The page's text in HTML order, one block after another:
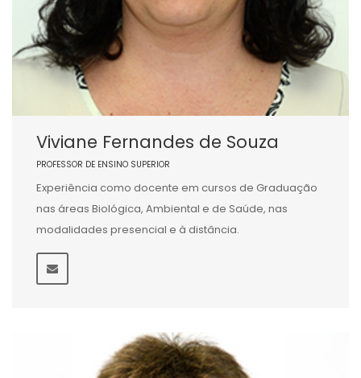
Viviane Fernandes de Souza
PROFESSOR DE ENSINO SUPERIOR
Experiência como docente em cursos de Graduação
nas áreas Biológica, Ambiental e de Saúde, nas
modalidades presencial e à distância.